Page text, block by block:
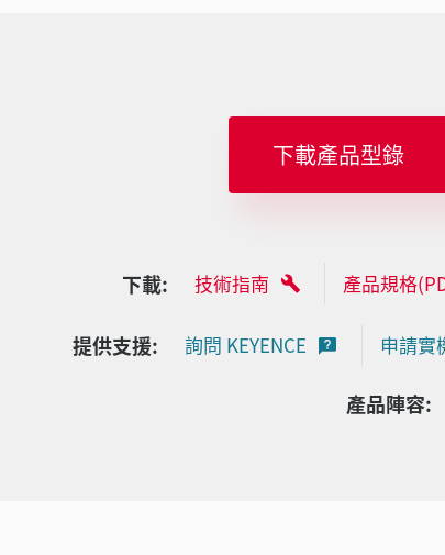
下載產品型錄
下載: 技術指南 產品規格
提供支援: 詢問 KEYENCE 申請實
產品陣容: